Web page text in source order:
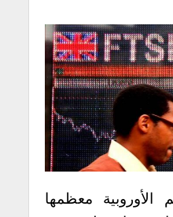
الأوروبية معظمها